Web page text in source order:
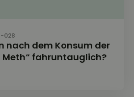
028
nach dem Konsum der
Meth“ fahruntauglich?